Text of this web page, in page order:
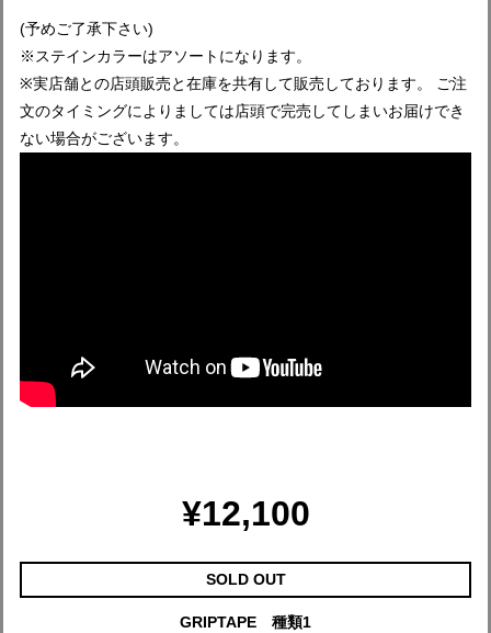
(予めご了承下さい)
※ステインカラーはアソートになります。
※実店舗との店頭販売と在庫を共有して販売しております。 ご注
文のタイミングによりましては店頭で完売してしまいお届けでき
ない場合がございます。
¥12,100
SOLD OUT
GRIPTAPE 種類1